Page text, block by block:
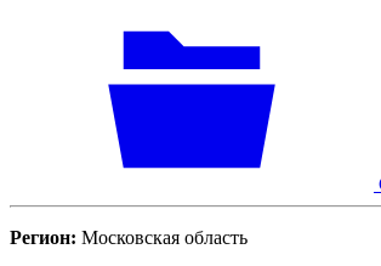
Регион: Московская область